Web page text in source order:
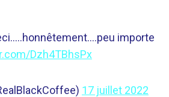
importe
Dzh4TBhsPx
17 juillet 2022